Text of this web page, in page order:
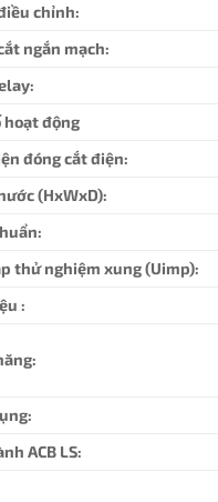
chỉnh:
ngắn mạch:
hoạt động
đóng cắt điện:
(HxWxD):
thử nghiệm xung (Uimp):
:
ACB LS: